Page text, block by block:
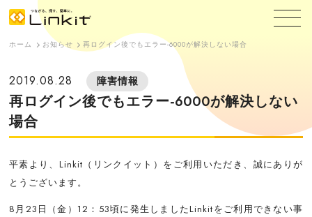
ホーム お知らせ 再ログイン後でもエラー-6000が解決しない場合
2019.08.28 障害情報
再ログイン後でもエラー-6000が解決しない
場合
平素より、Linkit（リンクイット）をご利用いただき、誠にありが
とうございます。
8月23日（金）12：53頃に発生しましたLinkitをご利用できない事